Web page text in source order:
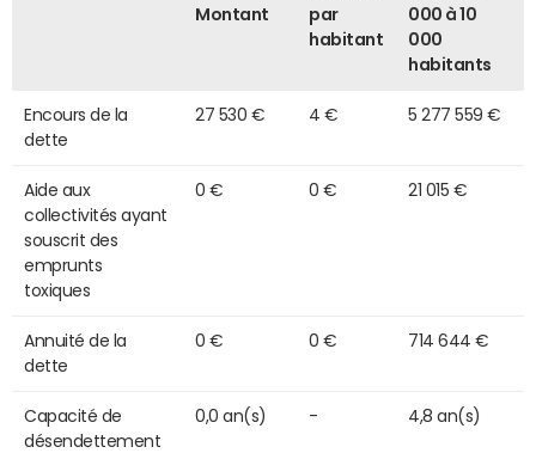
Montant
par
habitant
000 à 10
000
habitants
Encours de la
dette
27 530 € 4 € 5 277 559 €
Aide aux
collectivités ayant
souscrit des
emprunts
toxiques
0 € 0 € 21 015 €
Annuité de la
dette
0 € 0 € 714 644 €
Capacité de
désendettement
0,0 an(s) - 4,8 an(s)